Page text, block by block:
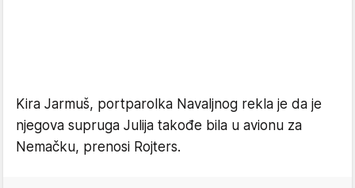
Kira Jarmuš, portparolka Navaljnog rekla je da je
njegova supruga Julija takođe bila u avionu za
Nemačku, prenosi Rojters.